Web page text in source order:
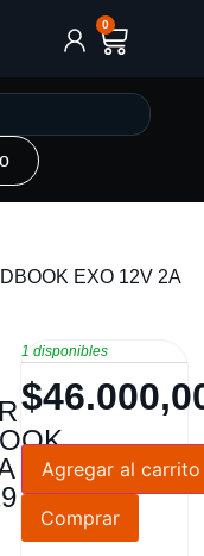
0
EXO 12V 2A
1 disponibles
$
Agregar al carrito
Comprar